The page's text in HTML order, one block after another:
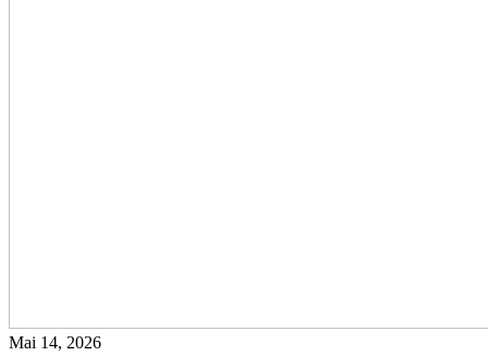
Mai 14, 2026